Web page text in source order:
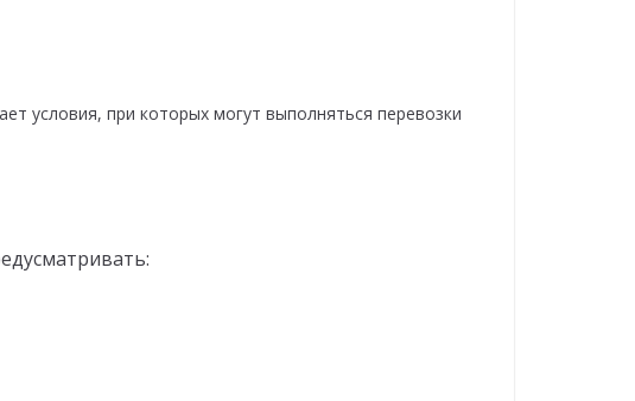
условия, при которых могут выполняться перевозки